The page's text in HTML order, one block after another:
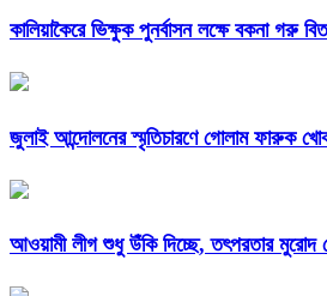
কালিয়াকৈরে ভিক্ষুক পুনর্বাসন লক্ষে বকনা গরু
জুলাই আন্দোলনের স্মৃতিচারণে গোলাম ফারুক
আওয়ামী লীগ শুধু উঁকি দিচ্ছে, তৎপরতার মুরোদ